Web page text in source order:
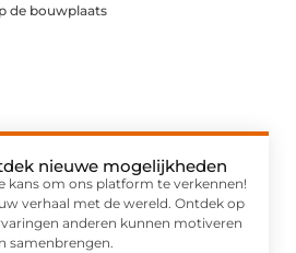
de bouwplaats
nieuwe mogelijkheden
kans om ons platform te verkennen!
verhaal met de wereld. Ontdek op
anderen kunnen motiveren
samenbrengen.